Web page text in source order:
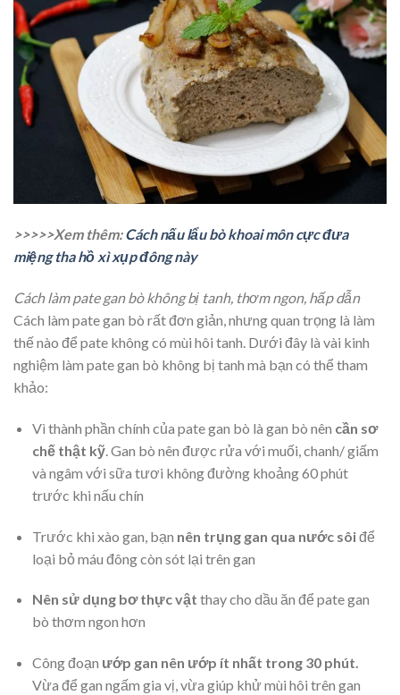
>>>>>Xem thêm:Cách nấu lẩu bò khoai môn cực đưa
miệng tha hồ xì xụp đông này
Cách làm pate gan bò không bị tanh, thơm ngon, hấp dẫn
Cách làm pate gan bò rất đơn giản, nhưng quan trọng là làm
thế nào để pate không có mùi hôi tanh. Dưới đây là vài kinh
nghiệm làm pate gan bò không bị tanh mà bạn có thể tham
khảo:
Vì thành phần chính của pate gan bò là gan bò nên cần sơ
chế thật kỹ. Gan bò nên được rửa với muối, chanh/ giấm
và ngâm với sữa tươi không đường khoảng 60 phút
trước khi nấu chín
Trước khi xào gan, bạn nên trụng gan qua nước sôiđể
loại bỏ máu đông còn sót lại trên gan
Nên sử dụng bơ thực vật thay cho dầu ăn để pate gan
bò thơm ngon hơn
Công đoạn ướp gan nên ướp ít nhất trong 30 phút.
Vừa để gan ngấm gia vị, vừa giúp khử mùi hôi trên gan